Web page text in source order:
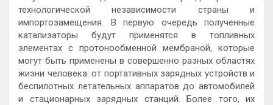
технологической независимости страны и
импортозамещения. В первую очередь полученные
катализаторы будут применятся в топливных
элементах с протонообменной мембраной, которые
могут быть применены в совершенно разных областях
жизни человека: от портативных зарядных устройств и
беспилотных летательных аппаратов до автомобилей
и стационарных зарядных станций. Более того, их